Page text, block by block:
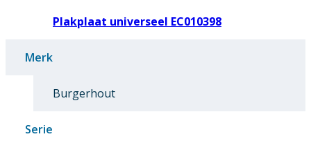
Plakplaat universeel EC010398
Merk
Burgerhout
Serie